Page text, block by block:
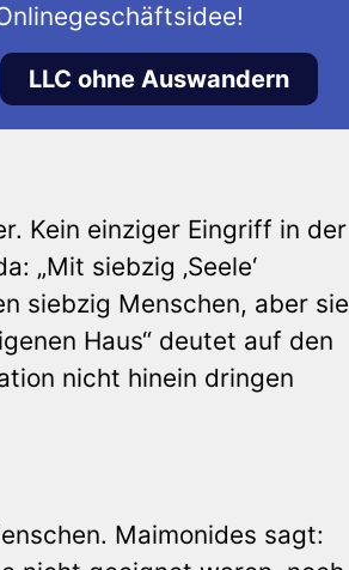
LLC ohne Auswandern
Kein einziger Eingriff in der
„Mit siebzig ‚Seele‘
siebzig Menschen, aber sie
Haus“ deutet auf den
nicht hinein dringen
Maimonides sagt: